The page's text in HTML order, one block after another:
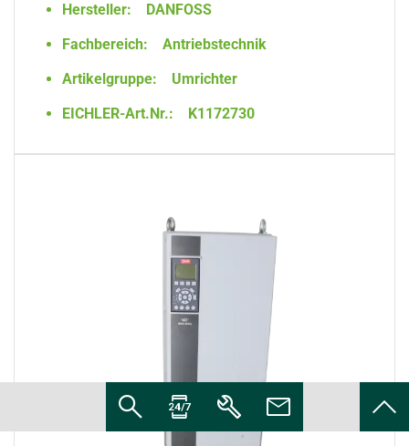
Hersteller:
DANFOSS
Fachbereich:
Antriebstechnik
Artikelgruppe:
Umrichter
EICHLER-Art.Nr.:
K1172730